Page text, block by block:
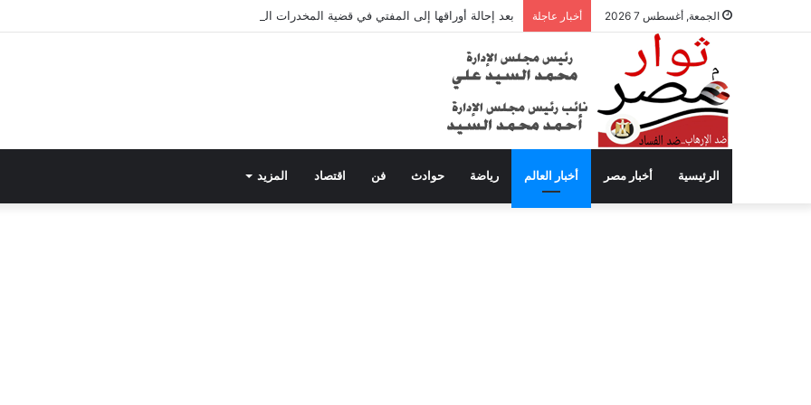
الجمعة, أغسطس 7 2026 أخبار عاجلة بعد إحالة أوراقها إلى المفتي في قضية المخدرات الكبرى.. من هي سارة خليفة؟
الرئيسية أخبار مصر أخبار العالم رياضة حوادث فن اقتصاد المزيد